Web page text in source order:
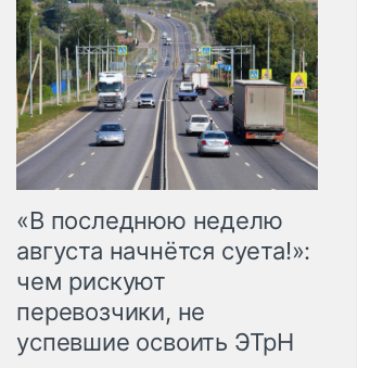
«В последнюю неделю
августа начнётся суета!»:
чем рискуют
перевозчики, не
успевшие освоить ЭТрН